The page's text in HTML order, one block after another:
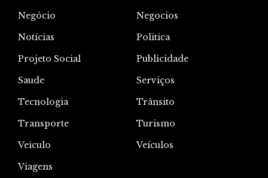
Negócio
Negocios
Notícias
Politica
Projeto Social
Publicidade
Saude
Serviços
Tecnologia
Trânsito
Transporte
Turismo
Veiculo
Veículos
Viagens